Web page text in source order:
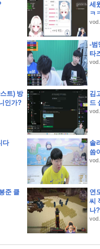
세
ㅋ
-범
타
트) 방
인가?
김
드
다
솔
씀
준 클
연
씨
나